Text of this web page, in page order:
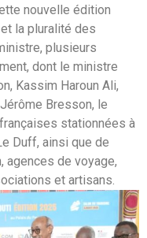
nouvelle édition
la pluralité des
plusieurs
dont le ministre
Kassim Haroun Ali,
Bresson, le
stationnées à
Duff, ainsi que de
agences de voyage,
et artisans.